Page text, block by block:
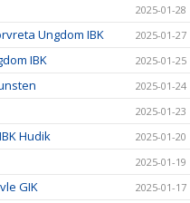
2025-01-28
Ungdom IBK 2025-01-27
IBK 2025-01-25
2025-01-24
2025-01-23
Hudik 2025-01-20
2025-01-19
GIK 2025-01-17